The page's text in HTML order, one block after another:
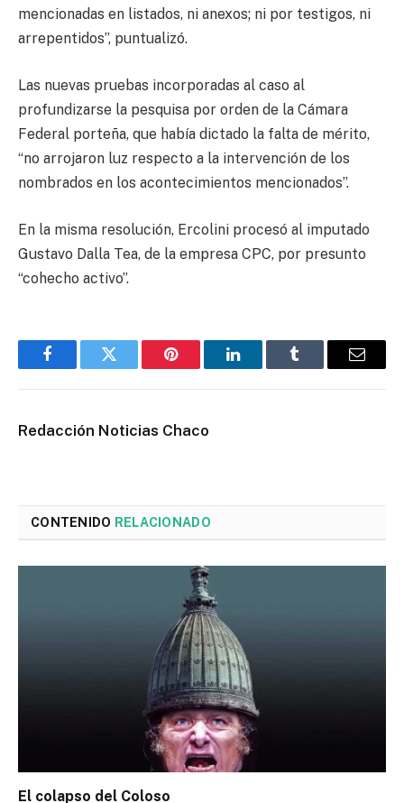
mencionadas en listados, ni anexos; ni por testigos, ni
arrepentidos”, puntualizó.
Las nuevas pruebas incorporadas al caso al
profundizarse la pesquisa por orden de la Cámara
Federal porteña, que había dictado la falta de mérito,
“no arrojaron luz respecto a la intervención de los
nombrados en los acontecimientos mencionados”.
En la misma resolución, Ercolini procesó al imputado
Gustavo Dalla Tea, de la empresa CPC, por presunto
“cohecho activo”.
FacebookTwitter Pinterest LinkedInTumblr Email
Redacción Noticias Chaco
CONTENIDO RELACIONADO
El colapso del Coloso